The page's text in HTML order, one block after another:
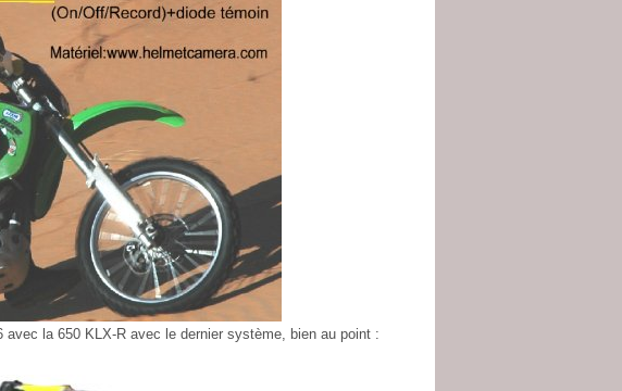
la 650 KLX-R avec le dernier système, bien au point :